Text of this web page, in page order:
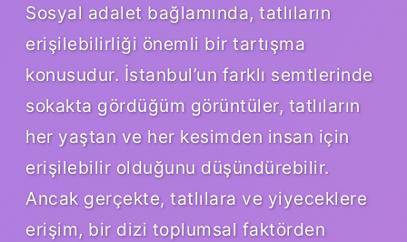
Sosyal adalet bağlamında, tatlıların
erişilebilirliği önemli bir tartışma
konusudur. İstanbul’un farklı semtlerinde
sokakta gördüğüm görüntüler, tatlıların
her yaştan ve her kesimden insan için
erişilebilir olduğunu düşündürebilir.
Ancak gerçekte, tatlılara ve yiyeceklere
erişim, bir dizi toplumsal faktörden